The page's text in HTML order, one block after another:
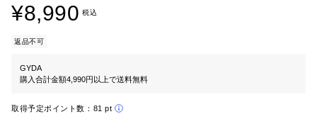
¥8,990 税込
返品不可
GYDA
購入合計金額4,990円以上で送料無料
取得予定ポイント数： 81 pt